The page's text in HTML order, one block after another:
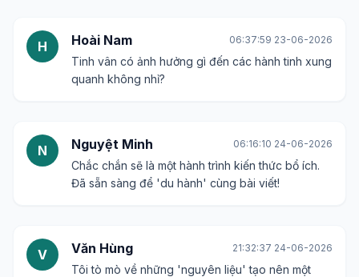
H Hoài Nam 06:37:59 23-06-2026
Tinh vân có ảnh hưởng gì đến các hành tinh xung
quanh không nhỉ?
N Nguyệt Minh 06:16:10 24-06-2026
Chắc chắn sẽ là một hành trình kiến thức bổ ích.
Đã sẵn sàng để 'du hành' cùng bài viết!
V Văn Hùng 21:32:37 24-06-2026
Tôi tò mò về những 'nguyên liệu' tạo nên một